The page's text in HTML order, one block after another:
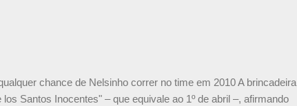
chance de Nelsinho correr no time em 2010 A brincadeira
Santos Inocentes" – que equivale ao 1º de abril –, afirmando